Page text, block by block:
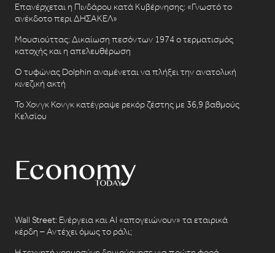
Επανέρχεται η Πινδάρου κατά Κυβέρνησης: «Γνωστό το
ανέκδοτο περι ΔΗΣΑΚΕΛ»
Μουσιούττας: Δικαίωση πεσόντων 1974 ο τερματισμός
κατοχής και η απελευθέρωση
Ο τυφώνας Dolphin αναμένεται να πλήξει την ανατολική
κινεζική ακτή
Το Χονγκ Κονγκ κατέγραψε ρεκόρ ζέστης με 36,9 βαθμούς
Κελσίου
Wall Street: Ενέργεια και AI «απογειώνουν» τα εταιρικά
κέρδη – Αντέχει όμως το ράλι;